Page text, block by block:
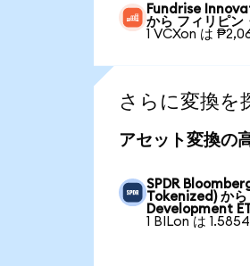
Fundrise
から フィリピン
1 VCXon は
さらに変換を
アセット変換の
SPDR
Tokenized) か
Development
1 BILon は